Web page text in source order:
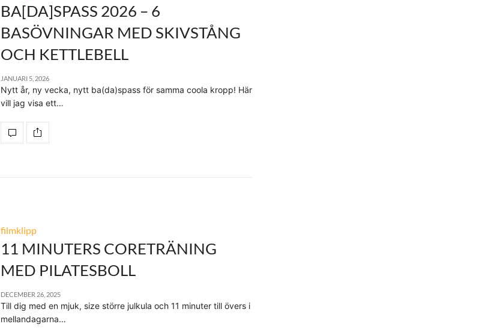
BA[DA]SPASS 2026 – 6
BASÖVNINGAR MED SKIVSTÅNG
OCH KETTLEBELL
JANUARI 5, 2026
Nytt år, ny vecka, nytt ba(da)spass för samma coola kropp! Här
vill jag visa ett…
filmklipp
11 MINUTERS CORETRÄNING
MED PILATESBOLL
DECEMBER 26, 2025
Till dig med en mjuk, size större julkula och 11 minuter till övers i
mellandagarna…